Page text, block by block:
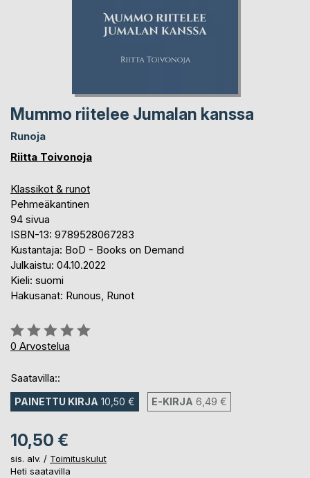
Mummo riitelee Jumalan kanssa
Runoja
Riitta Toivonoja
Klassikot & runot
Pehmeäkantinen
94 sivua
ISBN-13: 9789528067283
Kustantaja: BoD - Books on Demand
Julkaistu: 04.10.2022
Kieli: suomi
Hakusanat: Runous, Runot
Arvostelu::
0%
0 Arvostelua
Saatavilla::
PAINETTU KIRJA 10,50 € E-KIRJA 6,49 €
10,50 €
sis. alv. / Toimituskulut
Heti saatavilla